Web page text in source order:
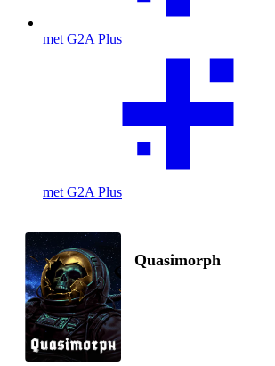
met G2A Plus
met G2A Plus
Quasimorph